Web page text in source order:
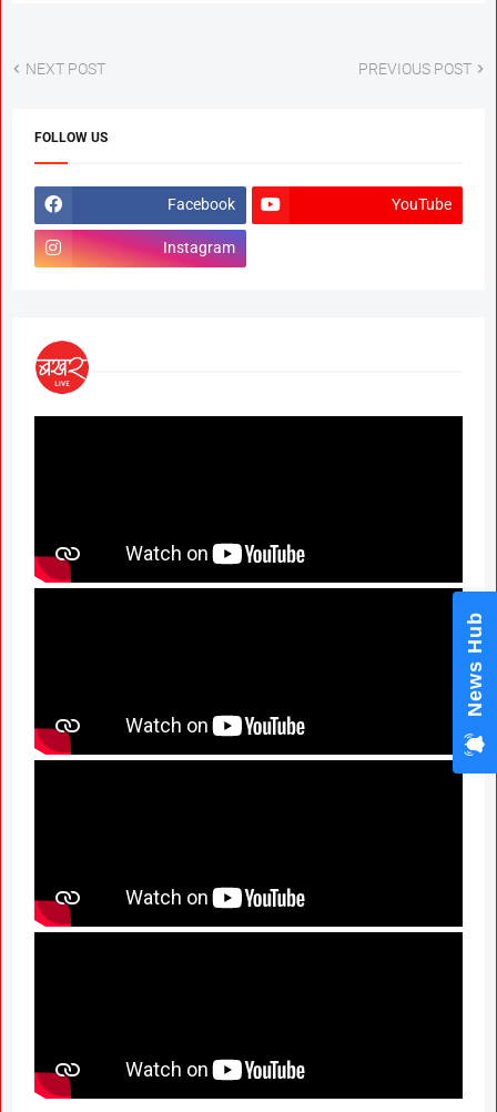
NEXT POST PREVIOUS POST
FOLLOW US
Facebook YouTube
Instagram
News Hub